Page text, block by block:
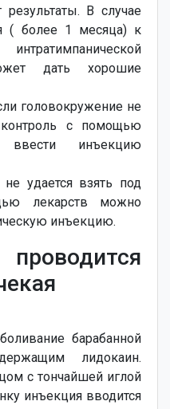
В случае
( более 1 месяца) к
дать хорошие
головокружение не
с помощью
инъекцию
удается взять под
лекарств можно
инъекцию.
барабанной
лидокаин.
с тончайшей иглой
инъекция вводится